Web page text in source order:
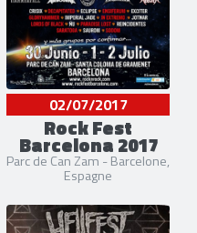
02/07/2017
Rock Fest
Barcelona 2017
Parc de Can Zam - Barcelone,
Espagne